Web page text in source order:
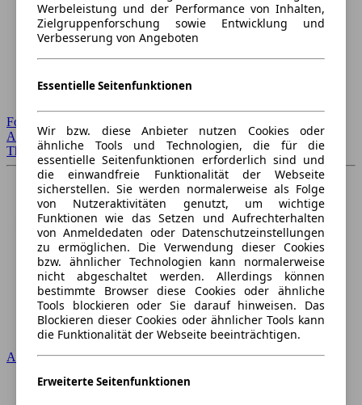
Forum Startseite
Alle Auto-Foren
Themen-Forum
Audi
Werbeleistung und der Performance von Inhalten,
Zielgruppenforschung sowie Entwicklung und
Verbesserung von Angeboten
Essentielle Seitenfunktionen
Wir bzw. diese Anbieter nutzen Cookies oder
ähnliche Tools und Technologien, die für die
essentielle Seitenfunktionen erforderlich sind und
die einwandfreie Funktionalität der Webseite
sicherstellen. Sie werden normalerweise als Folge
von Nutzeraktivitäten genutzt, um wichtige
Funktionen wie das Setzen und Aufrechterhalten
von Anmeldedaten oder Datenschutzeinstellungen
zu ermöglichen. Die Verwendung dieser Cookies
bzw. ähnlicher Technologien kann normalerweise
nicht abgeschaltet werden. Allerdings können
bestimmte Browser diese Cookies oder ähnliche
Tools blockieren oder Sie darauf hinweisen. Das
Blockieren dieser Cookies oder ähnlicher Tools kann
die Funktionalität der Webseite beeinträchtigen.
Erweiterte Seitenfunktionen